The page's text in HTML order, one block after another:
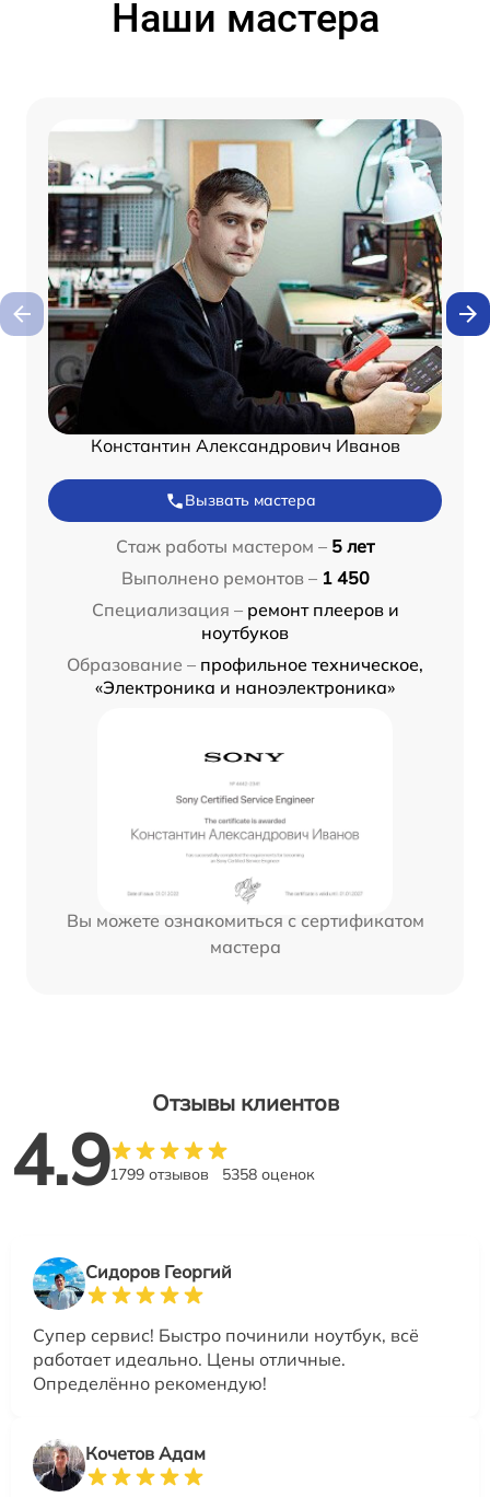
Наши мастера
Константин Александрович Иванов
Вызвать мастера
Стаж работы мастером – 5 лет
Выполнено ремонтов – 1 450
Специализация – ремонт плееров и
ноутбуков
Образование – профильное техническое,
«Электроника и наноэлектроника»
Вы можете ознакомиться с сертификатом
мастера
Отзывы клиентов
4.91799 отзывов 5358 оценок
Сидоров Георгий
Супер сервис! Быстро починили ноутбук, всё
работает идеально. Цены отличные.
Определённо рекомендую!
Кочетов Адам